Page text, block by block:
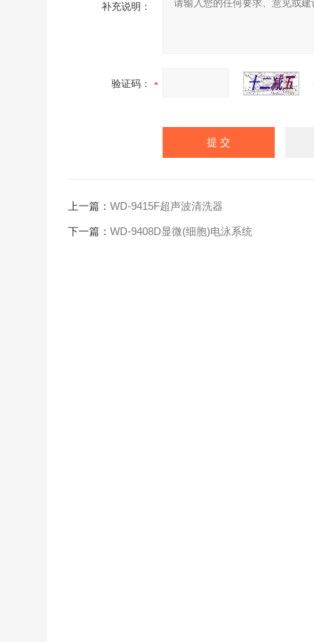
补充说明：
验证码：
上一篇：WD-9415F超声波清洗器
下一篇：WD-9408D显微(细胞)电泳系统